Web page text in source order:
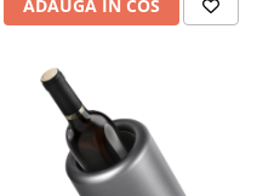
ADAUGA IN COS